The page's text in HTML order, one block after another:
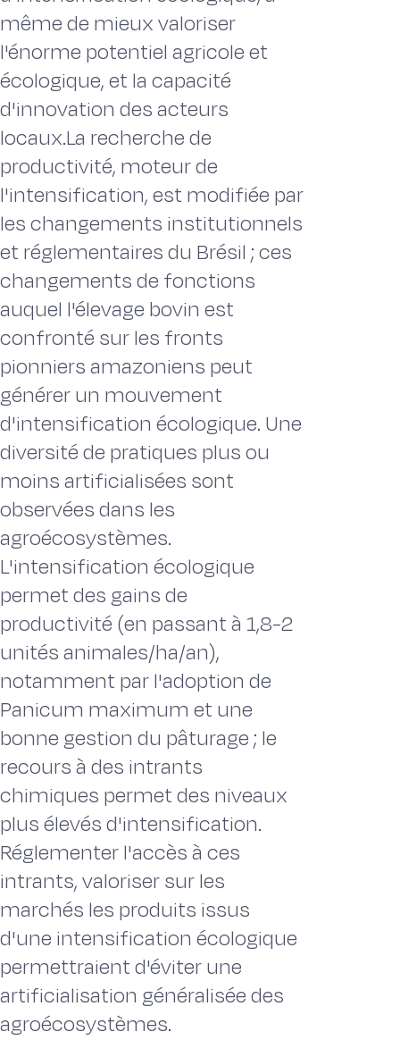
même de mieux valoriser
l'énorme potentiel agricole et
écologique, et la capacité
d'innovation des acteurs
locaux.La recherche de
productivité, moteur de
l'intensification, est modifiée par
les changements institutionnels
et réglementaires du Brésil ; ces
changements de fonctions
auquel l'élevage bovin est
confronté sur les fronts
pionniers amazoniens peut
générer un mouvement
d'intensification écologique. Une
diversité de pratiques plus ou
moins artificialisées sont
observées dans les
agroécosystèmes.
L'intensification écologique
permet des gains de
productivité (en passant à 1,8-2
unités animales/ha/an),
notamment par l'adoption de
Panicum maximum et une
bonne gestion du pâturage ; le
recours à des intrants
chimiques permet des niveaux
plus élevés d'intensification.
Réglementer l'accès à ces
intrants, valoriser sur les
marchés les produits issus
d'une intensification écologique
permettraient d'éviter une
artificialisation généralisée des
agroécosystèmes.